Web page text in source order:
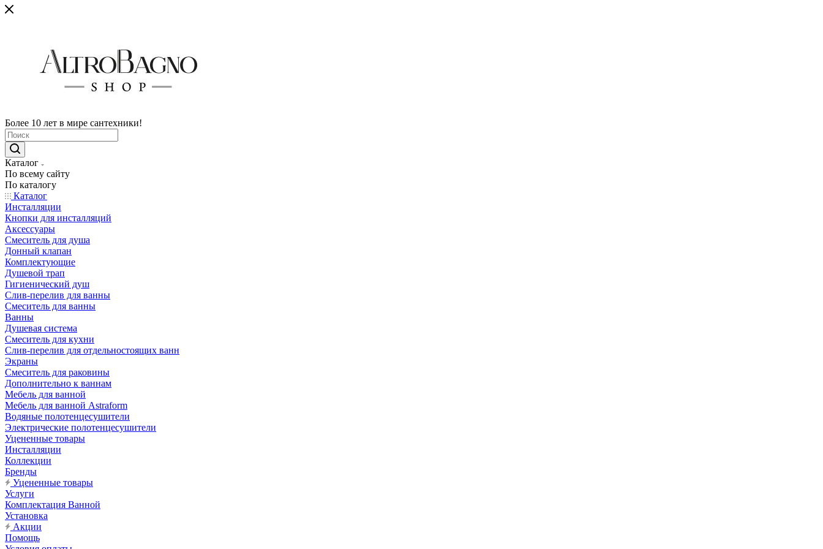
Более 10 лет в мире сантехники!
Каталог
По всему сайту
По каталогу
Каталог
Инсталляции
Кнопки для инсталляций
Аксессуары
Смеситель для душа
Донный клапан
Комплектующие
Душевой трап
Гигиенический душ
Слив-перелив для ванны
Смеситель для ванны
Ванны
Душевая система
Смеситель для кухни
Слив-перелив для отдельностоящих ванн
Экраны
Смеситель для раковины
Дополнительно к ваннам
Мебель для ванной
Мебель для ванной Astraform
Водяные полотенцесушители
Электрические полотенцесушители
Уцененные товары
Инсталляции
Коллекции
Бренды
Уцененные товары
Услуги
Комплектация Ванной
Установка
Акции
Помощь